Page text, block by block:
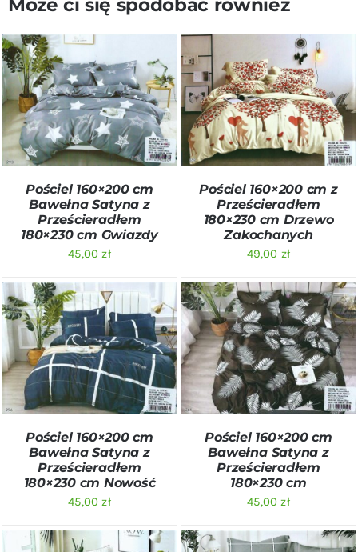
Może ci się spodobać również
DODAJ DO KOSZYKA
/
SZCZEGÓŁY
Pościel 160×200 cm
Bawełna Satyna z
Prześcieradłem
180×230 cm Gwiazdy
45,00zł
DODAJ DO KOSZYKA
/
SZCZEGÓŁY
Pościel 160×200 cm z
Prześcieradłem
180×230 cm Drzewo
Zakochanych
49,00 zł
DODAJ DO KOSZYKA
/
SZCZEGÓŁY
Pościel 160×200 cm
Bawełna Satyna z
Prześcieradłem
180×230 cm Nowość
45,00zł
DODAJ DO KOSZYKA
/
SZCZEGÓŁY
Pościel 160×200 cm
Bawełna Satyna z
Prześcieradłem
180×230 cm
45,00zł